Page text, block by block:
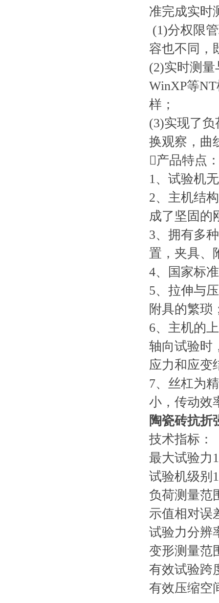
准完成实时
(1)分权限
容也不同，
(2)实时测
WinXP等
样；
(3)实现了
换观察，曲
产品特点
1、试验机
2、主机结
成了坚固的
3、拥有多
置，夹具、
4、国家标
5、拉伸与
附具的繁琐
6、主机的
轴向试验时
应力和应变
7、丝杠为
小，传动效
陶瓷砖抗折
技术指标：
最大试验力
试验机级别
负荷测量范
示值相对误
试验力分辨
变形测量范
有效试验跨
有效压缩空